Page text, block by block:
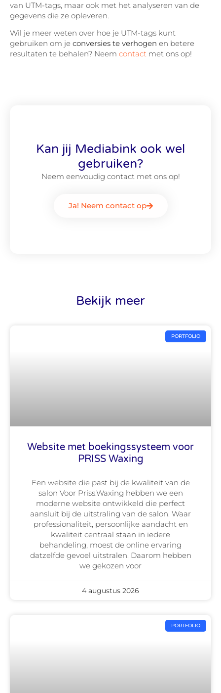
van UTM-tags, maar ook met het analyseren van de
gegevens die ze opleveren.
Wil je meer weten over hoe je UTM-tags kunt
gebruiken om je conversies te verhogen en betere
resultaten te behalen? Neem contact met ons op!
Kan jij Mediabink ook wel
gebruiken?
Neem eenvoudig contact met ons op!
Ja! Neem contact op
Bekijk meer
PORTFOLIO
Website met boekingssysteem voor
PRISS Waxing
Een website die past bij de kwaliteit van de
salon Voor Priss.Waxing hebben we een
moderne website ontwikkeld die perfect
aansluit bij de uitstraling van de salon. Waar
professionaliteit, persoonlijke aandacht en
kwaliteit centraal staan in iedere
behandeling, moest de online ervaring
datzelfde gevoel uitstralen. Daarom hebben
we gekozen voor
4 augustus 2026
PORTFOLIO